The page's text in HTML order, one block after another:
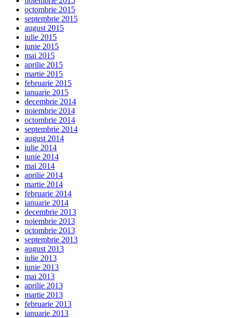
octombrie 2015
septembrie 2015
august 2015
iulie 2015
iunie 2015
mai 2015
aprilie 2015
martie 2015
februarie 2015
ianuarie 2015
decembrie 2014
noiembrie 2014
octombrie 2014
septembrie 2014
august 2014
iulie 2014
iunie 2014
mai 2014
aprilie 2014
martie 2014
februarie 2014
ianuarie 2014
decembrie 2013
noiembrie 2013
octombrie 2013
septembrie 2013
august 2013
iulie 2013
iunie 2013
mai 2013
aprilie 2013
martie 2013
februarie 2013
ianuarie 2013